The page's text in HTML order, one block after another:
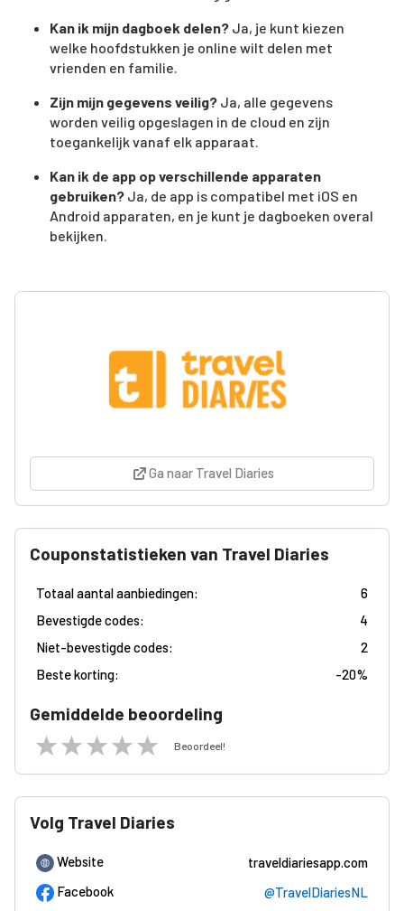
Kan ik mijn dagboek delen?Ja, je kunt kiezen
welke hoofdstukken je online wilt delen met
vrienden en familie.
Zijn mijn gegevens veilig?Ja, alle gegevens
worden veilig opgeslagen in de cloud en zijn
toegankelijk vanaf elk apparaat.
Kan ik de app op verschillende apparaten
gebruiken?Ja, de app is compatibel met iOS en
Android apparaten, en je kunt je dagboeken overal
bekijken.
Ga naar Travel Diaries
Couponstatistieken van Travel Diaries
Totaal aantal aanbiedingen:
6
Bevestigde codes:
4
Niet-bevestigde codes:
2
Beste korting:
-20%
Gemiddelde beoordeling
Beoordeel!
Volg Travel Diaries
Website
traveldiariesapp.com
Facebook
@TravelDiariesNL